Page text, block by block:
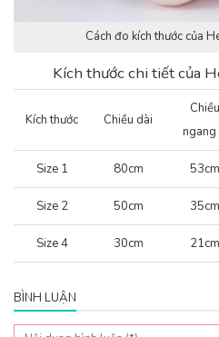
Cách đo kích thước của
Kích thước chi tiết của
Kích thước Chiều dài
Chiều
ngang
Size 1 80cm 53cm
Size 2 50cm 35cm
Size 4 30cm 21cm
BÌNH LUẬN